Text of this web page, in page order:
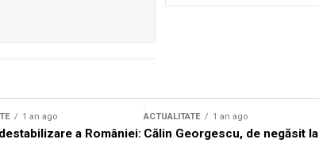
1 an ago
a României:
ACTUALITATE 1 an ago
Călin Georgescu, de negăsit la